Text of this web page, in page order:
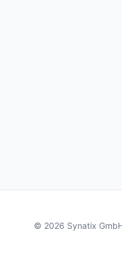
© 2026 Synatix